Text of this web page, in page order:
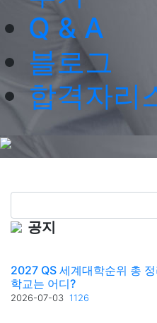
Q & A
블로그
합격자리
공지
2027 QS 세계대학순위 총
학교는 어디?
2026-07-03 1126